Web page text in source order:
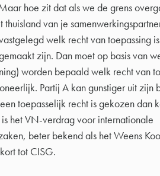
hoe zit dat als we de grens
van je
welk recht van toepassing
zijn. Dan moet op basis van
worden bepaald welk recht van
Partij A kan gunstiger uit zijn
toepasselijk recht is gekozen dan
het VN-verdrag voor internationale
beter bekend als het Weens
tot CISG.